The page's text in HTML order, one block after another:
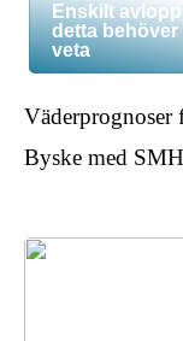
Enskilt
detta behöver
veta
Byske med